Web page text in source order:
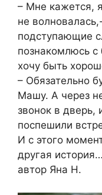
– Мне кажется,
не
подступающие
познакомлюсь
хочу быть
– Обязательно
Машу. А через
звонок в дверь,
поспешили
И с этого
другая история…
автор Яна Н.